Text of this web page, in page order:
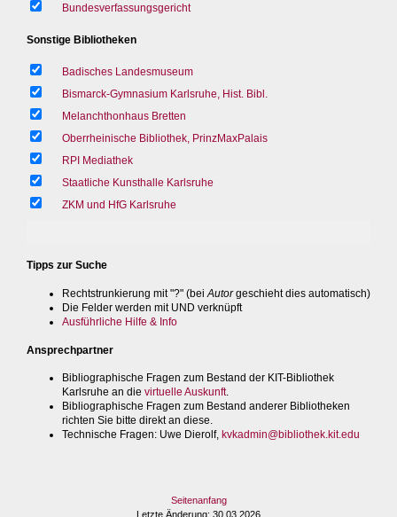
Bundesverfassungsgericht
Sonstige Bibliotheken
Badisches Landesmuseum
Bismarck-Gymnasium Karlsruhe, Hist. Bibl.
Melanchthonhaus Bretten
Oberrheinische Bibliothek, PrinzMaxPalais
RPI Mediathek
Staatliche Kunsthalle Karlsruhe
ZKM und HfG Karlsruhe
Tipps zur Suche
Rechtstrunkierung mit "?" (bei Autorgeschieht dies automatisch)
Die Felder werden mit UND verknüpft
Ausführliche Hilfe & Info
Ansprechpartner
Bibliographische Fragen zum Bestand der KIT-Bibliothek
Karlsruhe an die virtuelle Auskunft.
Bibliographische Fragen zum Bestand anderer Bibliotheken
richten Sie bitte direkt an diese.
Technische Fragen: Uwe Dierolf, kvkadmin@bibliothek.kit.edu
Seitenanfang
Letzte Änderung: 30.03.2026